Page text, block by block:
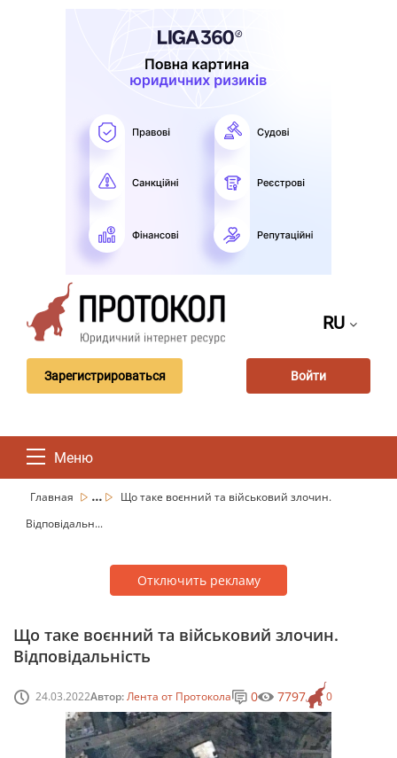
RU
Зарегистрироваться Войти
Меню
Главная ...
Що таке воєнний та військовий злочин.
Відповідальн...
Отключить рекламу
Що таке воєнний та військовий злочин.
Відповідальність
24.03.2022Автор:Лента от Протокола 0
0 7797